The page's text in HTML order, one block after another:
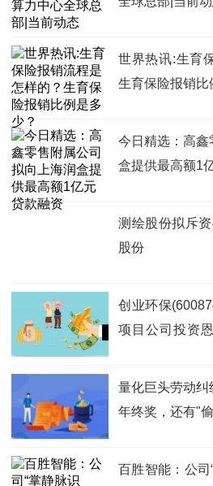
世界热讯:生育
生育保险报销比
今日精选：高鑫
盒提供最高额1
测绘股份拟斥
股份
创业环保
项目公司投资
(谭家坝)污水
经营项目
量化巨头劳动
年终奖，还有"
百胜智能：公司